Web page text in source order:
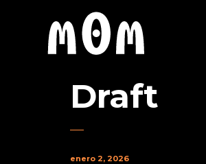
Draft
enero 2, 2026